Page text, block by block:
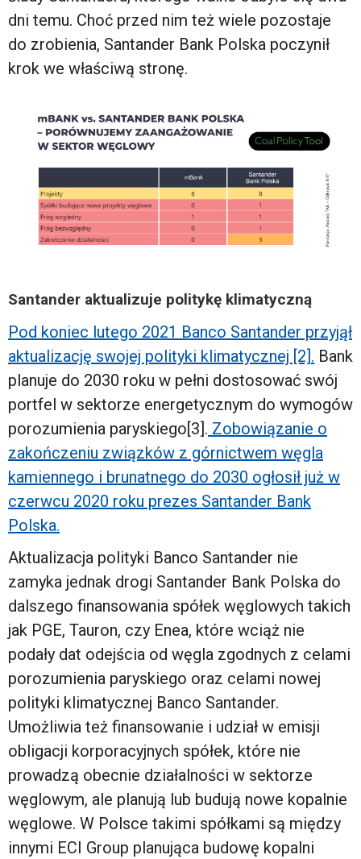
dni temu. Choć przed nim też wiele pozostaje
do zrobienia, Santander Bank Polska poczynił
krok we właściwą stronę.
Santander aktualizuje politykę klimatyczną
Pod koniec lutego 2021 Banco Santander przyjął
aktualizację swojej polityki klimatycznej [2]. Bank
planuje do 2030 roku w pełni dostosować swój
portfel w sektorze energetycznym do wymogów
porozumienia paryskiego[3]. Zobowiązanie o
zakończeniu związków z górnictwem węgla
kamiennego i brunatnego do 2030 ogłosił już w
czerwcu 2020 roku prezes Santander Bank
Polska.
Aktualizacja polityki Banco Santander nie
zamyka jednak drogi Santander Bank Polska do
dalszego finansowania spółek węglowych takich
jak PGE, Tauron, czy Enea, które wciąż nie
podały dat odejścia od węgla zgodnych z celami
porozumienia paryskiego oraz celami nowej
polityki klimatycznej Banco Santander.
Umożliwia też finansowanie i udział w emisji
obligacji korporacyjnych spółek, które nie
prowadzą obecnie działalności w sektorze
węglowym, ale planują lub budują nowe kopalnie
węglowe. W Polsce takimi spółkami są między
innymi ECI Group planująca budowę kopalni